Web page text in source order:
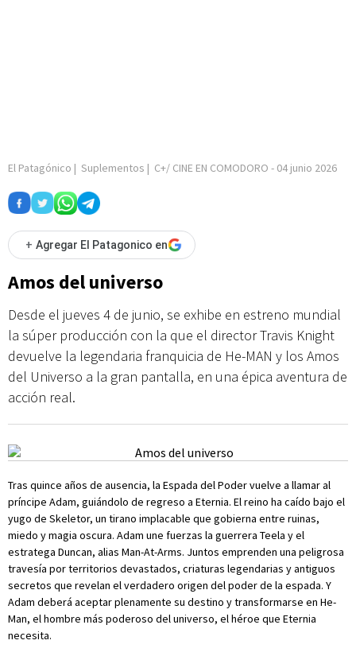
El Patagónico | Suplementos | C+/ CINE EN COMODORO - 04 junio 2026
+ Agregar El Patagonico en
Amos del universo
Desde el jueves 4 de junio, se exhibe en estreno mundial
la súper producción con la que el director Travis Knight
devuelve la legendaria franquicia de He-MAN y los Amos
del Universo a la gran pantalla, en una épica aventura de
acción real.
Tras quince años de ausencia, la Espada del Poder vuelve a llamar al
príncipe Adam, guiándolo de regreso a Eternia. El reino ha caído bajo el
yugo de Skeletor, un tirano implacable que gobierna entre ruinas,
miedo y magia oscura. Adam une fuerzas la guerrera Teela y el
estratega Duncan, alias Man-At-Arms. Juntos emprenden una peligrosa
travesía por territorios devastados, criaturas legendarias y antiguos
secretos que revelan el verdadero origen del poder de la espada. Y
Adam deberá aceptar plenamente su destino y transformarse en He-
Man, el hombre más poderoso del universo, el héroe que Eternia
necesita.